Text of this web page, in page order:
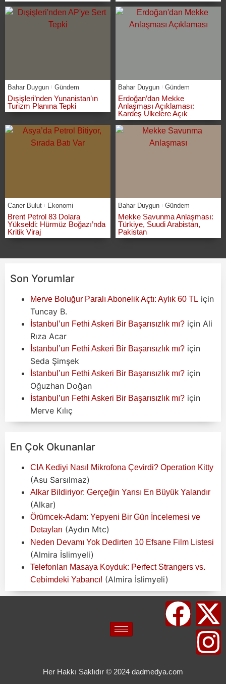
Bahar Duygun Gündem
Dışişleri’nden Yunanistan’ın
Turizm Planına Tepki
Bahar Duygun Gündem
Erdoğan’dan Mekke
Anlaşması Açıklaması:
Kardeş Ülkelere Açık
Caner Bulut Ekonomi
Brent Petrol 83 Dolara
Yükseldi: Hürmüz Boğazı’nda
Kritik Viraj
Bahar Duygun Gündem
Mekke Savunma Anlaşması:
Türkiye, Suudi Arabistan,
Pakistan
Son Yorumlar
Merve Boluğur Paralı Abonelik Açtı: Aylık 60 TL için
Tuncay B.
İstanbul’un Fethi Askeri Bir Başarısızlık mı? için Ali
Rıza Acar
İstanbul’un Fethi Askeri Bir Başarısızlık mı? için
Seda Şimşek
İstanbul’un Fethi Askeri Bir Başarısızlık mı? için
Oğuzhan Doğan
İstanbul’un Fethi Askeri Bir Başarısızlık mı? için
Merve Kılıç
En Çok Okunanlar
CIA Kediyi Nasıl Mikrofona Çevirdi? Operation Kitty
(Asu Sarsılmaz)
Alkar Bildiriyor: Gerçeğin Yarısı En Büyük Yalandır
(Alkar)
Örümcek-Adam: Yepyeni Bir Gün İncelemesi ve
Detayları (Aydın Mtc)
Neden Devamı Yok Dedirten 10 Efsane Film Listesi
(Almira İslimyeli)
Telefonları Masaya Koyduk: Perfect Strangers vs.
Cebimdeki Yabancı! (Almira İslimyeli)
Her Hakkı Saklıdır © 2024 dadmedya.com